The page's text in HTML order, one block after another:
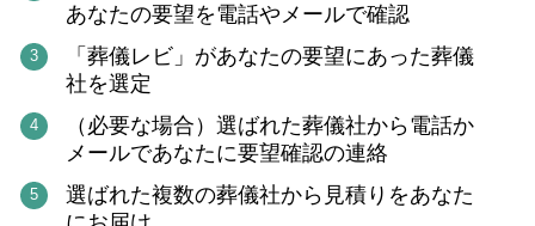
あなたの要望を電話やメールで確認
「葬儀レビ」があなたの要望にあった葬儀
社を選定
（必要な場合）選ばれた葬儀社から電話か
メールであなたに要望確認の連絡
選ばれた複数の葬儀社から見積りをあなた